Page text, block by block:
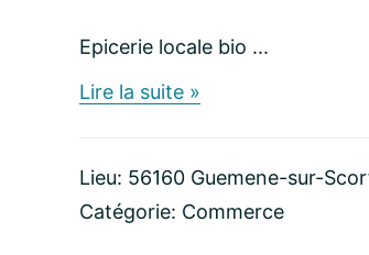
Epicerie locale bio ...
Lire la suite »
Lieu: 56160 Guemene-sur-
Catégorie: Commerce